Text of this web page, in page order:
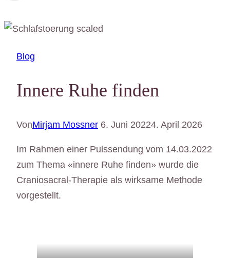
Blog
Innere Ruhe finden
VonMirjam Mossner 6. Juni 20224. April 2026
Im Rahmen einer Pulssendung vom 14.03.2022
zum Thema «innere Ruhe finden» wurde die
Craniosacral-Therapie als wirksame Methode
vorgestellt.